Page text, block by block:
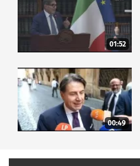
01:52
00:49